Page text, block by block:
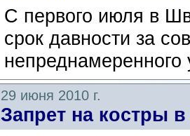
C первого июля в
срок давности за
непреднамеренного
29 июня 2010 г.
Запрет на костры